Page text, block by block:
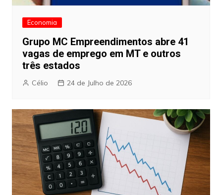
Economia
Grupo MC Empreendimentos abre 41
vagas de emprego em MT e outros
três estados
Célio 24 de Julho de 2026